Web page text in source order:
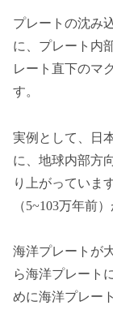
プレートの沈み
に、プレート内
レート直下のマ
す。
実例として、日
に、地球内部方
り上がっていま
（5~103万年前
海洋プレートが
ら海洋プレート
めに海洋プレー